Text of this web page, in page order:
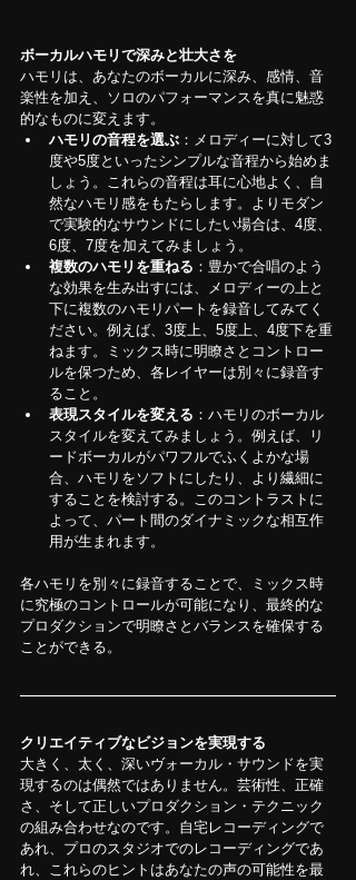
ボーカルハモリで深みと壮大さを
ハモリは、あなたのボーカルに深み、感情、音
楽性を加え、ソロのパフォーマンスを真に魅惑
的なものに変えます。
ハモリの音程を選ぶ ：メロディーに対して3
度や5度といったシンプルな音程から始めま
しょう。これらの音程は耳に心地よく、自
然なハモリ感をもたらします。よりモダン
で実験的なサウンドにしたい場合は、4度、
6度、7度を加えてみましょう。
複数のハモリを重ねる ：豊かで合唱のよう
な効果を生み出すには、メロディーの上と
下に複数のハモリパートを録音してみてく
ださい。例えば、3度上、5度上、4度下を重
ねます。ミックス時に明瞭さとコントロー
ルを保つため、各レイヤーは別々に録音す
ること。
表現スタイルを変える ：ハモリのボーカル
スタイルを変えてみましょう。例えば、リ
ードボーカルがパワフルでふくよかな場
合、ハモリをソフトにしたり、より 繊細に
することを検討する。このコントラストに
よって、パート間のダイナミックな相互作
用が生まれます。
各ハモリを別々に録音することで、ミックス時
に究極のコントロールが可能になり、最終的な
プロダクションで明瞭さとバランスを確保する
ことができる。
クリエイティブなビジョンを実現する
大きく、太く、深いヴォーカル・サウンドを実
現するのは偶然ではありません。芸術性、正確
さ、そして正しいプロダクション・テクニック
の組み合わせなのです。自宅レコーディングで
あれ、プロのスタジオでのレコーディングであ
れ、これらのヒントはあなたの声の可能性を最